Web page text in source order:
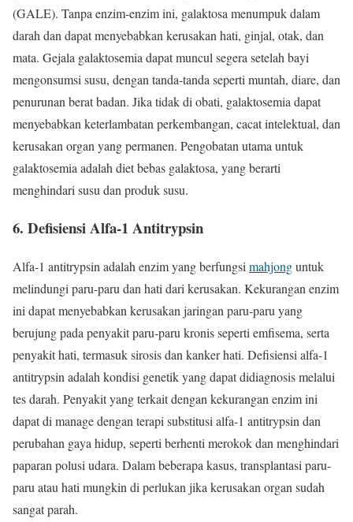
(GALE). Tanpa enzim-enzim ini, galaktosa menumpuk dalam
darah dan dapat menyebabkan kerusakan hati, ginjal, otak, dan
mata. Gejala galaktosemia dapat muncul segera setelah bayi
mengonsumsi susu, dengan tanda-tanda seperti muntah, diare, dan
penurunan berat badan. Jika tidak di obati, galaktosemia dapat
menyebabkan keterlambatan perkembangan, cacat intelektual, dan
kerusakan organ yang permanen. Pengobatan utama untuk
galaktosemia adalah diet bebas galaktosa, yang berarti
menghindari susu dan produk susu.
6. Defisiensi Alfa-1 Antitrypsin
Alfa-1 antitrypsin adalah enzim yang berfungsi mahjonguntuk
melindungi paru-paru dan hati dari kerusakan. Kekurangan enzim
ini dapat menyebabkan kerusakan jaringan paru-paru yang
berujung pada penyakit paru-paru kronis seperti emfisema, serta
penyakit hati, termasuk sirosis dan kanker hati. Defisiensi alfa-1
antitrypsin adalah kondisi genetik yang dapat didiagnosis melalui
tes darah. Penyakit yang terkait dengan kekurangan enzim ini
dapat di manage dengan terapi substitusi alfa-1 antitrypsin dan
perubahan gaya hidup, seperti berhenti merokok dan menghindari
paparan polusi udara. Dalam beberapa kasus, transplantasi paru-
paru atau hati mungkin di perlukan jika kerusakan organ sudah
sangat parah.